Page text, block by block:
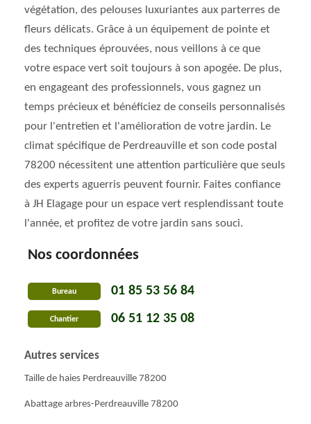
végétation, des pelouses luxuriantes aux parterres de
fleurs délicats. Grâce à un équipement de pointe et
des techniques éprouvées, nous veillons à ce que
votre espace vert soit toujours à son apogée. De plus,
en engageant des professionnels, vous gagnez un
temps précieux et bénéficiez de conseils personnalisés
pour l'entretien et l'amélioration de votre jardin. Le
climat spécifique de Perdreauville et son code postal
78200 nécessitent une attention particulière que seuls
des experts aguerris peuvent fournir. Faites confiance
à JH Elagage pour un espace vert resplendissant toute
l'année, et profitez de votre jardin sans souci.
Nos coordonnées
Bureau 01 85 53 56 84
Chantier 06 51 12 35 08
Autres services
Taille de haies Perdreauville 78200
Abattage arbres-Perdreauville 78200